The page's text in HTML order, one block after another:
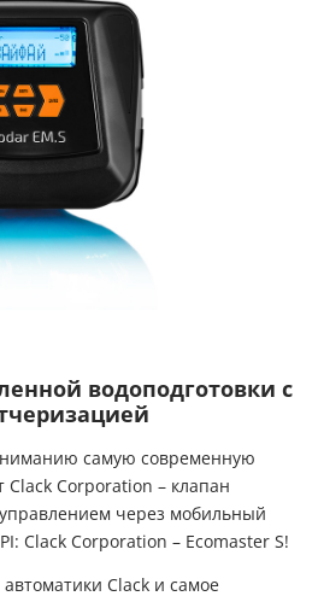
водоподготовки с
самую современную
Clack Corporation – клапан
через мобильный
Clack Corporation – Ecomaster S!
Clack и самое